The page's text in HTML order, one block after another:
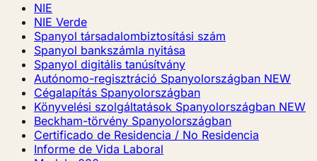
NIE
NIE Verde
Spanyol társadalombiztosítási szám
Spanyol bankszámla nyitása
Spanyol digitális tanúsítvány
Autónomo-regisztráció Spanyolországban NEW
Cégalapítás Spanyolországban
Könyvelési szolgáltatások Spanyolországban NEW
Beckham-törvény Spanyolországban
Certificado de Residencia / No Residencia
Informe de Vida Laboral